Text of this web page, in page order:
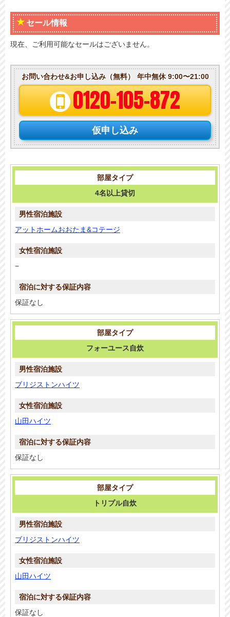
セール情報
現在、ご利用可能なセールはございません。
お問い合わせ&お申し込み（無料） 年中無休 9:00〜21:00
0120-105-872
仮申し込み
4名以上貸切
アットホームおおたま&コテージ
−
保証なし
フォーユース自炊
ブリジストンハイツ
山田ハイツ
保証なし
トリプル自炊
ブリジストンハイツ
山田ハイツ
保証なし